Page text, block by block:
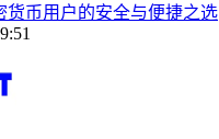
货币用户的安全与便捷之选